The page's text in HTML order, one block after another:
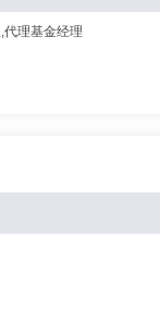
代理基金经理